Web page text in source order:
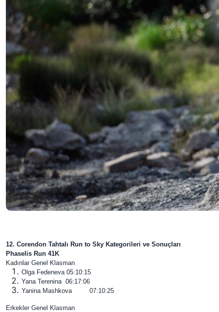
12. Corendon Tahtalı Run to Sky Kategorileri ve Sonuçları
Phaselis Run 41K
Kadınlar Genel Klasman
Olga Fedeneva 05:10:15
Yana Terenina 06:17:06
Yanina Mashkova 07:10:25
Erkekler Genel Klasman